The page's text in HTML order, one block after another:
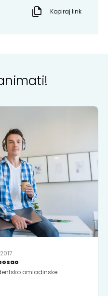
Kopiraj link
omladinske ...